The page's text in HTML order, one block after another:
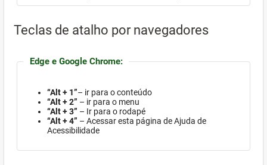
Teclas de atalho por navegadores
Edge e Google Chrome:
“Alt + 1”– ir para o conteúdo
“Alt + 2” – ir para o menu
“Alt + 3” – Ir para o rodapé
“Alt + 4” – Acessar esta página de Ajuda de
Acessibilidade